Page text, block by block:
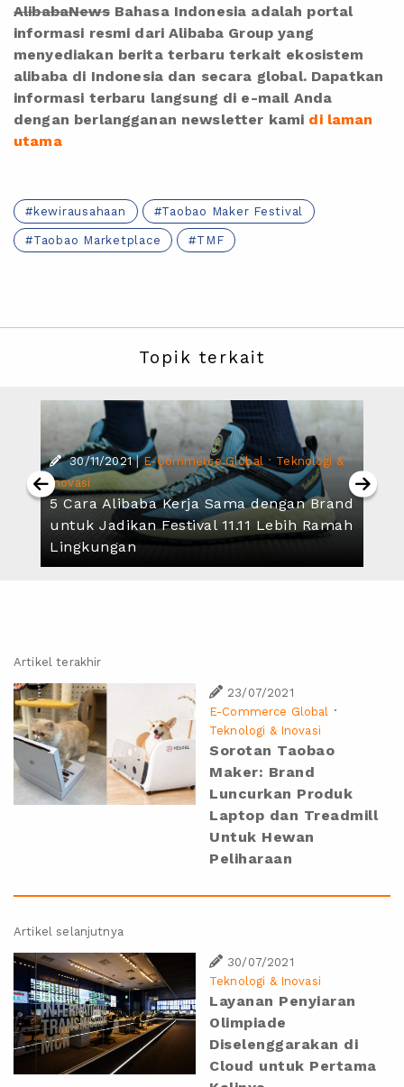
AlibabaNewsBahasa Indonesia adalah portal
informasi resmi dari Alibaba Group yang
menyediakan berita terbaru terkait ekosistem
alibaba di Indonesia dan secara global. Dapatkan
informasi terbaru langsung di e-mail Anda
dengan berlangganan newsletter kami di laman
utama
kewirausahaan Taobao Maker Festival
Taobao Marketplace TMF
Topik terkait
30/11/2021 | E-Commerce Global· Teknologi &
Inovasi
5 Cara Alibaba Kerja Sama dengan Brand
untuk Jadikan Festival 11.11 Lebih Ramah
Lingkungan
Artikel terakhir
23/07/2021
E-Commerce Global ·
Teknologi & Inovasi
Sorotan Taobao
Maker: Brand
Luncurkan Produk
Laptop dan Treadmill
Untuk Hewan
Peliharaan
Artikel selanjutnya
30/07/2021
Teknologi & Inovasi
Layanan Penyiaran
Olimpiade
Diselenggarakan di
Cloud untuk Pertama